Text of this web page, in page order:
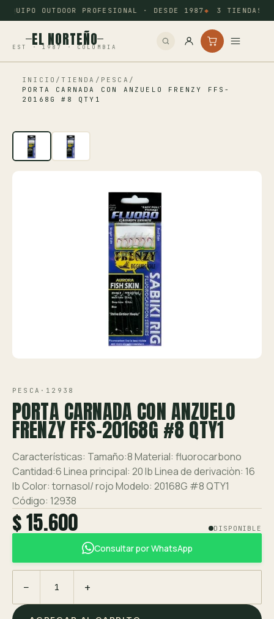
EQUIPO OUTDOOR PROFESIONAL · DESDE 1987 3 TIENDAS:
EL NORTEÑO
EST · 1987 · COLOMBIA
Inicio
Camping
Tiro Deportivo
INICIO / TIENDA / PESCA /
PORTA CARNADA CON ANZUELO FRENZY FFS-
20168G #8 QTY1
PESCA · 12938
PORTA CARNADA CON ANZUELO
FRENZY FFS-20168G #8 QTY1
Características: Tamaño:8 Material: fluorocarbono
Cantidad:6 Linea principal: 20 lb Linea de derivaciòn: 16
lb Color: tornasol/ rojo Modelo: 20168G #8 QTY1
Código: 12938
$ 15.600 DISPONIBLE
Consultar por WhatsApp
− +